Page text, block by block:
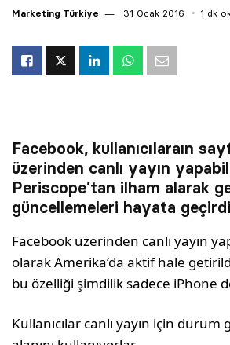
Marketing Türkiye 31 Ocak 2016 1 dk
Facebook, kullanıcılaraın
üzerinden canlı yayın
Periscope’tan ilham alarak
güncellemeleri hayata
Facebook üzerinden canlı yayın
olarak Amerika’da aktif hale
bu özelliği şimdilik sadece iPhone
Kullanıcılar canlı yayın için durum